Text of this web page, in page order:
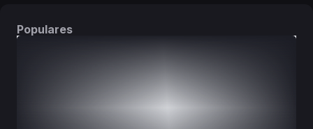
Populares